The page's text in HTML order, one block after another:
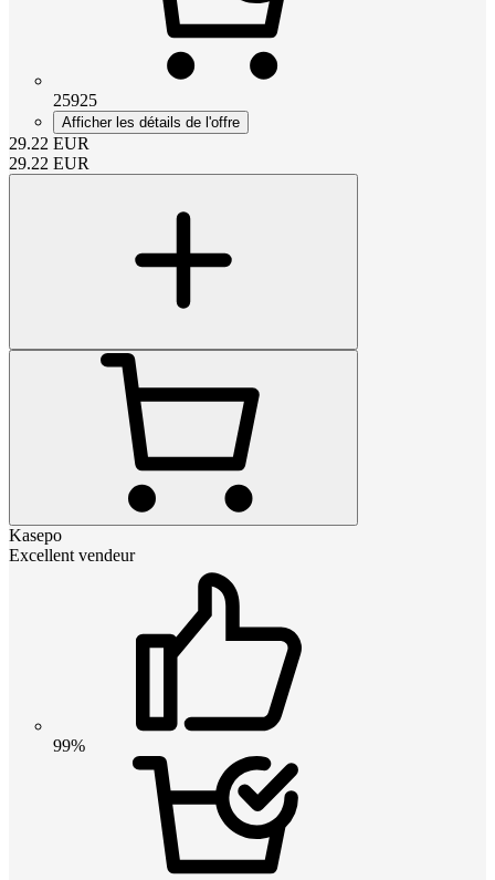
25925
Afficher les détails de l'offre
29.22 EUR
29.22 EUR
Kasepo
Excellent vendeur
99%